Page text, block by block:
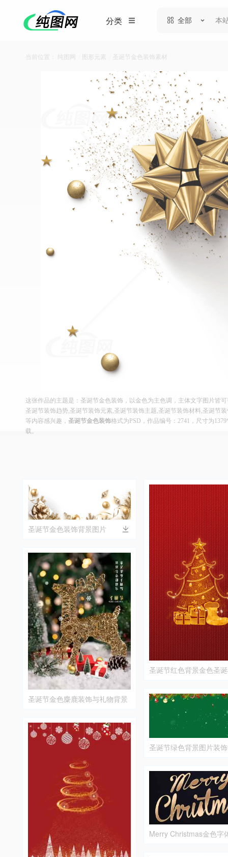
分类 全部
当前位置： 纯图网 图形元素 圣诞节金色装饰素材
这张作品的主题是：圣诞节金色装饰，以金色为主色调，主体文字图片皆
圣诞节装饰趋势,圣诞节装饰元素,圣诞节装饰主题,圣诞节装饰材料,圣诞节
等内容感兴趣， 圣诞节金色装饰格式为PSD，作品编号：2741，尺寸为
载。
圣诞节金色装饰背景图片
圣诞节金色麋鹿装饰与礼物背景
圣诞节红色背景金色圣
圣诞节绿色背景图片装
Merry Christmas金色字